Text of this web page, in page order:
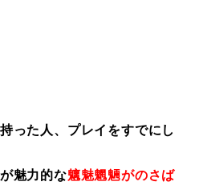
った人、プレイをすでにし
魅力的な魑魅魍魎がのさば